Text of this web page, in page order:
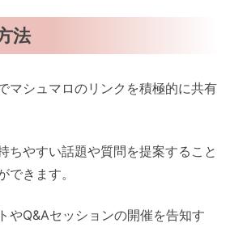
法
マシュマロのリンクを積極的に共有
ちやすい話題や質問を提案すること
できます。
やQ&Aセッションの開催を告知す